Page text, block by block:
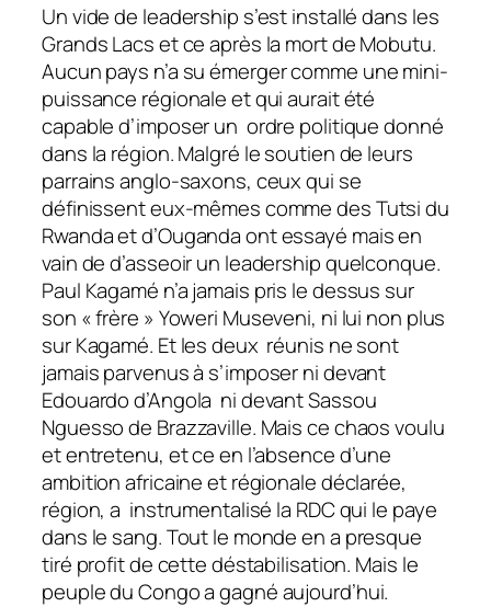
Un vide de leadership s’est installé dans les
Grands Lacs et ce après la mort de Mobutu.
Aucun pays n’a su émerger comme une mini-
puissance régionale et qui aurait été
capable d’imposer un ordre politique donné
dans la région. Malgré le soutien de leurs
parrains anglo-saxons, ceux qui se
définissent eux-mêmes comme des Tutsi du
Rwanda et d’Ouganda ont essayé mais en
vain de d’asseoir un leadership quelconque.
Paul Kagamé n’a jamais pris le dessus sur
son « frère » Yoweri Museveni, ni lui non plus
sur Kagamé. Et les deux réunis ne sont
jamais parvenus à s’imposer ni devant
Edouardo d’Angola ni devant Sassou
Nguesso de Brazzaville. Mais ce chaos voulu
et entretenu, et ce en l’absence d’une
ambition africaine et régionale déclarée,
région, a instrumentalisé la RDC qui le paye
dans le sang. Tout le monde en a presque
tiré profit de cette déstabilisation. Mais le
peuple du Congo a gagné aujourd’hui.